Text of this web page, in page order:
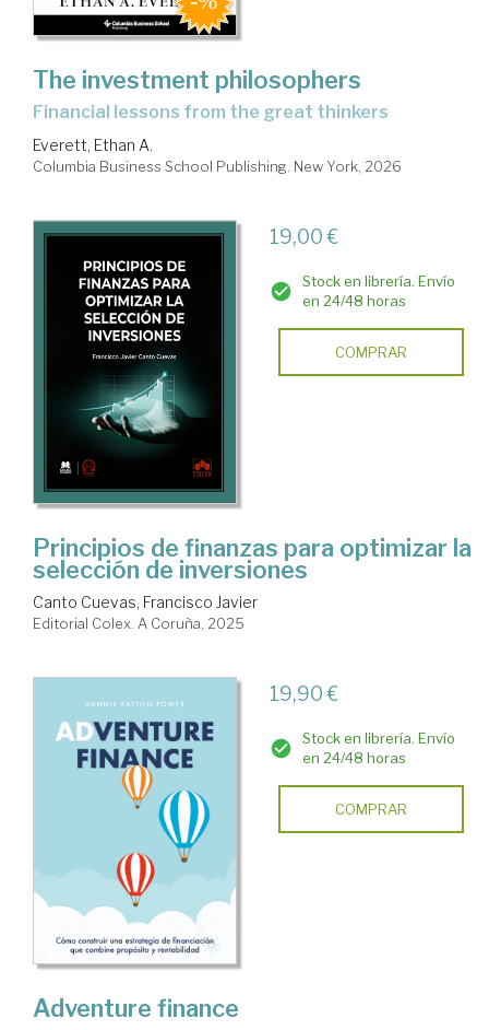
The investment philosophers
financial lessons from the great thinkers
Everett, Ethan A.
Columbia Business School Publishing. New York, 2026
19,00 €
Stock en librería. Envío
en 24/48 horas
COMPRAR
Principios de finanzas para optimizar la
selección de inversiones
Canto Cuevas, Francisco Javier
Editorial Colex. A Coruña, 2025
19,90 €
Stock en librería. Envío
en 24/48 horas
COMPRAR
Adventure finance